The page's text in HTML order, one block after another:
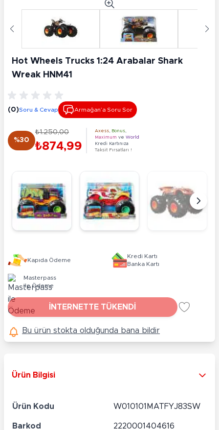
Hot Wheels Trucks 1:24 Arabalar Shark
Wreak HNM41
(0)Soru & Cevap Armağan’a Soru Sor
%30
₺1.250,00
₺874,99
Axess Bonus
Maximum ve World
Kredi Kartınıza
Taksit Fırsatları !
Kapıda Ödeme
Kredi Kartı
Banka Kartı
Masterpass
ile Ödeme
İNTERNETTE TÜKENDİ
Bu ürün stokta olduğunda bana bildir
Ürün Bilgisi
Ürün Kodu W010101MATFYJ83SW
Barkod 2220001404616